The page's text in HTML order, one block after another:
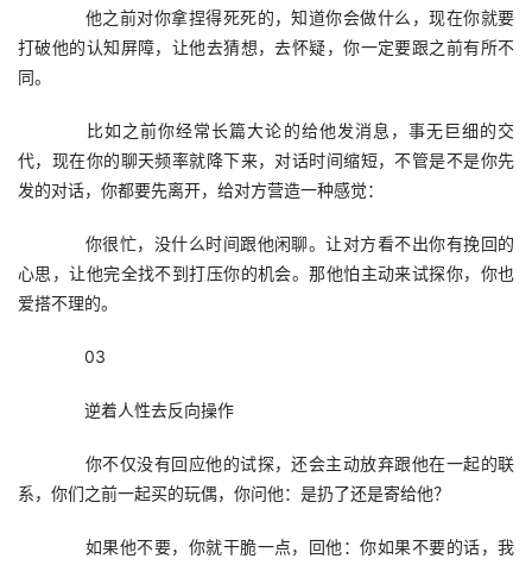
他之前对你拿捏得死死的，知道你会做什么，现在你就要
打破他的认知屏障，让他去猜想，去怀疑，你一定要跟之前有所不
同。
比如之前你经常长篇大论的给他发消息，事无巨细的交
代，现在你的聊天频率就降下来，对话时间缩短，不管是不是你先
发的对话，你都要先离开，给对方营造一种感觉：
你很忙，没什么时间跟他闲聊。让对方看不出你有挽回的
心思，让他完全找不到打压你的机会。那他怕主动来试探你，你也
爱搭不理的。
03
逆着人性去反向操作
你不仅没有回应他的试探，还会主动放弃跟他在一起的联
系，你们之前一起买的玩偶，你问他：是扔了还是寄给他？
如果他不要，你就干脆一点，回他：你如果不要的话，我